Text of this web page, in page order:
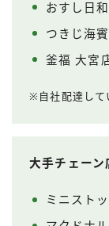
おすし日
つきじ海
釜福 大宮
※自社配達して
大手チェーン
ミニスト